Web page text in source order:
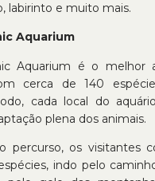
labirinto e muito mais.
Aquarium
Aquarium é o melhor
cerca de 140
cada local do
plena dos animais.
percurso, os visitantes
indo pelo